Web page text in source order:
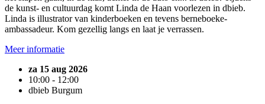
de kunst- en cultuurdag komt Linda de Haan voorlezen in dbieb.
Linda is illustrator van kinderboeken en tevens berneboeke-
ambassadeur. Kom gezellig langs en laat je verrassen.
Meer informatie
za 15 aug 2026
10:00 - 12:00
dbieb Burgum